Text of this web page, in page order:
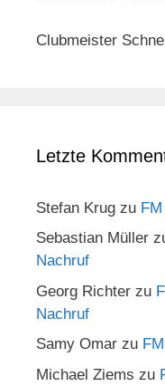
Clubmeister
Letzte
Stefan Krug zu
Sebastian Müller
Nachruf
Georg Richter zu
Nachruf
Samy Omar zu
Michael Ziems zu